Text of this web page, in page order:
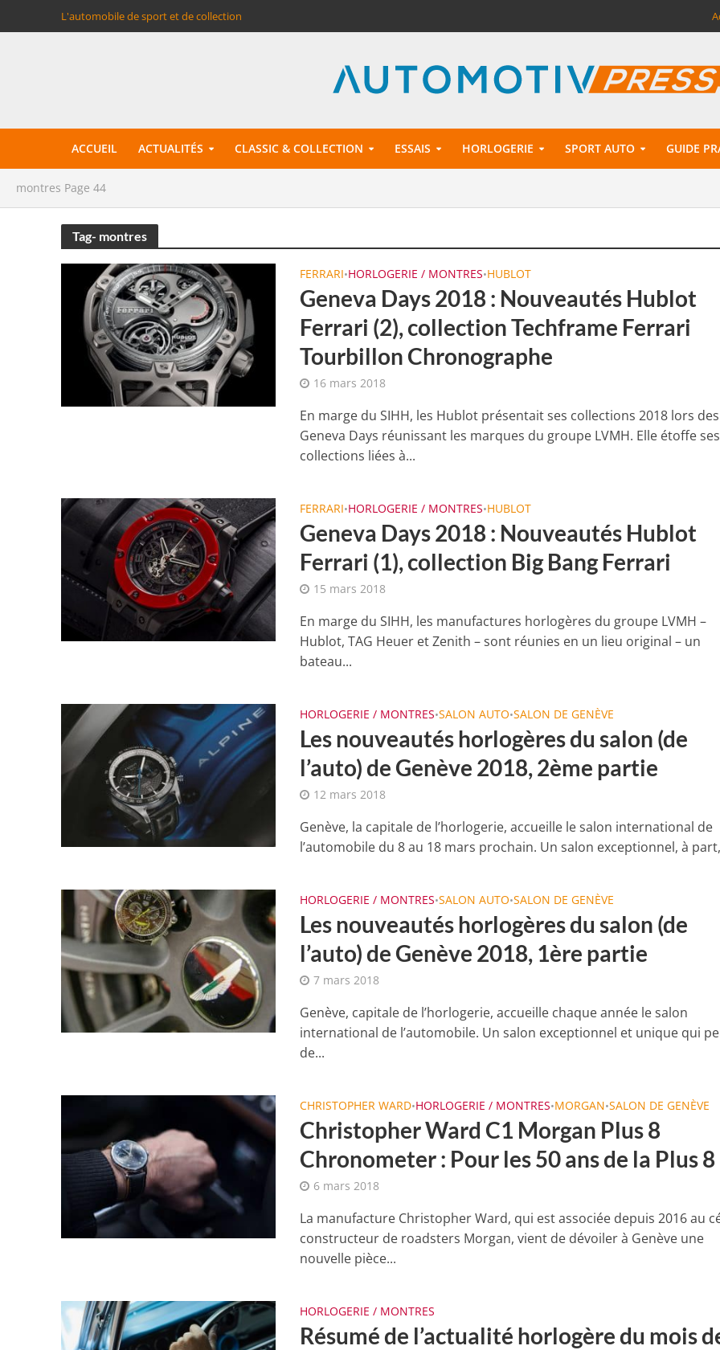
L'automobile de sport et de collection
ACCUEIL ACTUALITÉS CLASSIC & COLLECTION ESSAIS HORLOGERIE SPORT AUTO GUIDE
montres Page 44
Tag- montres
FERRARI•HORLOGERIE / MONTRES•HUBLOT
Geneva Days 2018 : Nouveautés Hublot
Ferrari (2), collection Techframe Ferrari
Tourbillon Chronographe
16 mars 2018
En marge du SIHH, les Hublot présentait ses collections 2018 lors des
Geneva Days réunissant les marques du groupe LVMH. Elle étoffe ses
collections liées à...
FERRARI•HORLOGERIE / MONTRES•HUBLOT
Geneva Days 2018 : Nouveautés Hublot
Ferrari (1), collection Big Bang Ferrari
15 mars 2018
En marge du SIHH, les manufactures horlogères du groupe LVMH –
Hublot, TAG Heuer et Zenith – sont réunies en un lieu original – un
bateau...
HORLOGERIE / MONTRES•SALON AUTO•SALON DE GENÈVE
Les nouveautés horlogères du salon (de
l’auto) de Genève 2018, 2ème partie
12 mars 2018
Genève, la capitale de l’horlogerie, accueille le salon international de
l’automobile du 8 au 18 mars prochain. Un salon exceptionnel, à
HORLOGERIE / MONTRES•SALON AUTO•SALON DE GENÈVE
Les nouveautés horlogères du salon (de
l’auto) de Genève 2018, 1ère partie
7 mars 2018
Genève, capitale de l’horlogerie, accueille chaque année le salon
international de l’automobile. Un salon exceptionnel et unique qui
de...
CHRISTOPHER WARD•HORLOGERIE / MONTRES•MORGAN•SALON DE GENÈVE
Christopher Ward C1 Morgan Plus 8
Chronometer : Pour les 50 ans de la Plus 8
6 mars 2018
La manufacture Christopher Ward, qui est associée depuis 2016 au
constructeur de roadsters Morgan, vient de dévoiler à Genève une
nouvelle pièce...
HORLOGERIE / MONTRES
Résumé de l’actualité horlogère du mois